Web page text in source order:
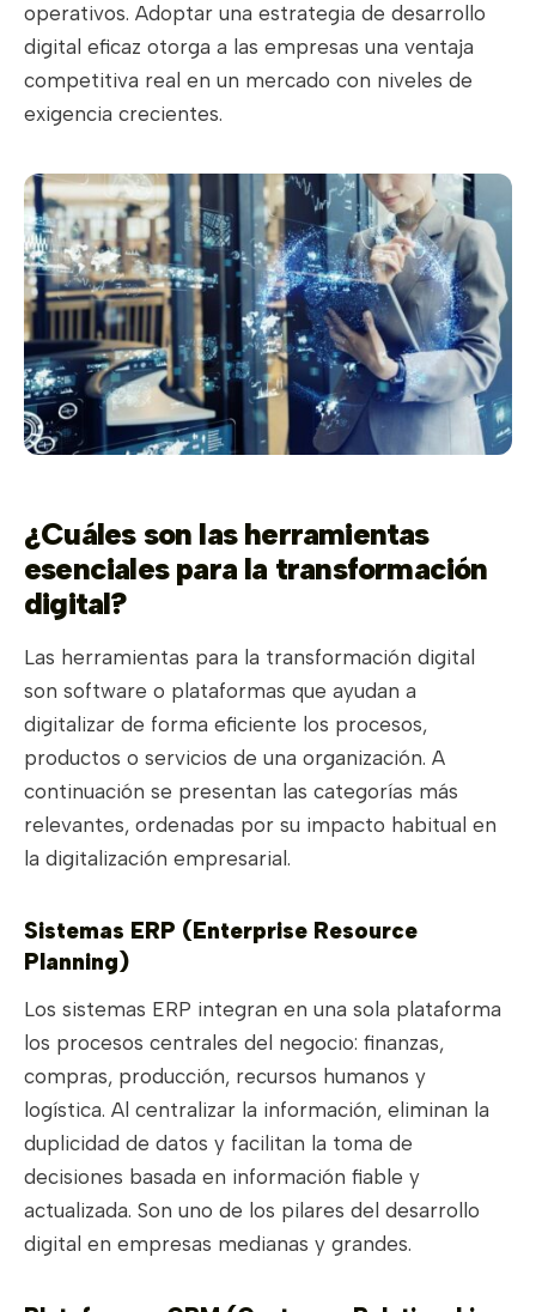
operativos. Adoptar una estrategia de desarrollo
digital eficaz otorga a las empresas una ventaja
competitiva real en un mercado con niveles de
exigencia crecientes.
¿Cuáles son las herramientas
esenciales para la transformación
digital?
Las herramientas para la transformación digital
son software o plataformas que ayudan a
digitalizar de forma eficiente los procesos,
productos o servicios de una organización. A
continuación se presentan las categorías más
relevantes, ordenadas por su impacto habitual en
la digitalización empresarial.
Sistemas ERP (Enterprise Resource
Planning)
Los sistemas ERP integran en una sola plataforma
los procesos centrales del negocio: finanzas,
compras, producción, recursos humanos y
logística. Al centralizar la información, eliminan la
duplicidad de datos y facilitan la toma de
decisiones basada en información fiable y
actualizada. Son uno de los pilares del desarrollo
digital en empresas medianas y grandes.